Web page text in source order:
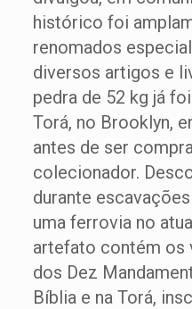
histórico foi
renomados
diversos artigos e
pedra de 52 kg já
Torá, no Brooklyn,
antes de ser
colecionador.
durante
uma ferrovia no
artefato contém os
dos Dez
Bíblia e na Torá,